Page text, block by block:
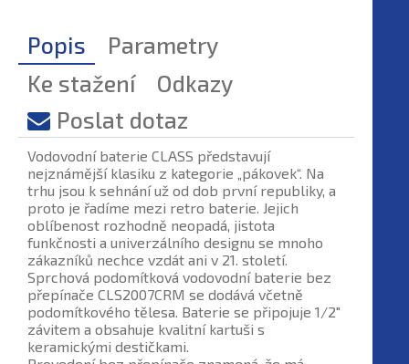
Popis
Parametry
Ke stažení
Odkazy
Poslat dotaz
Vodovodní baterie CLASS představují
nejznámější klasiku z kategorie „pákovek“. Na
trhu jsou k sehnání už od dob první republiky, a
proto je řadíme mezi retro baterie. Jejich
oblíbenost rozhodně neopadá, jistota
funkčnosti a univerzálního designu se mnoho
zákazníků nechce vzdát ani v 21. století.
Sprchová podomítková vodovodní baterie bez
přepínače CLS2007CRM se dodává včetně
podomítkového tělesa. Baterie se připojuje 1/2"
závitem a obsahuje kvalitní kartuši s
keramickými destičkami.